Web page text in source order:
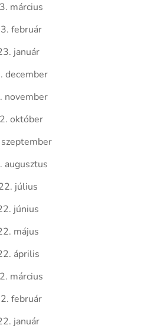
március
február
január
december
november
október
augusztus
július
június
május
április
március
február
január